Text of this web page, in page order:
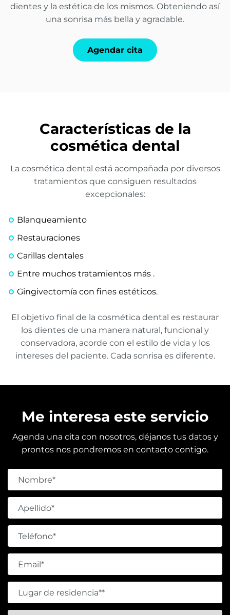
dientes y la estética de los mismos. Obteniendo así
una sonrisa más bella y agradable.
Agendar cita
Características de la
cosmética dental
La cosmética dental está acompañada por diversos
tratamientos que consiguen resultados
excepcionales:
Blanqueamiento
Restauraciones
Carillas dentales
Entre muchos tratamientos más .
Gingivectomía con fines estéticos.
El objetivo final de la cosmética dental es restaurar
los dientes de una manera natural, funcional y
conservadora, acorde con el estilo de vida y los
intereses del paciente. Cada sonrisa es diferente.
Me interesa este servicio
Agenda una cita con nosotros, déjanos tus datos y
prontos nos pondremos en contacto contigo.